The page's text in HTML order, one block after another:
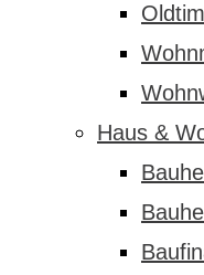
Haus &